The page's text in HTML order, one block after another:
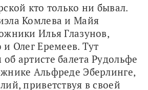
кто только ни бывал.
Комлева и Майя
Илья Глазунов,
Олег Еремеев. Тут
артисте балета Рудольфе
Альфреде Эберлинге,
приветствуя в своей